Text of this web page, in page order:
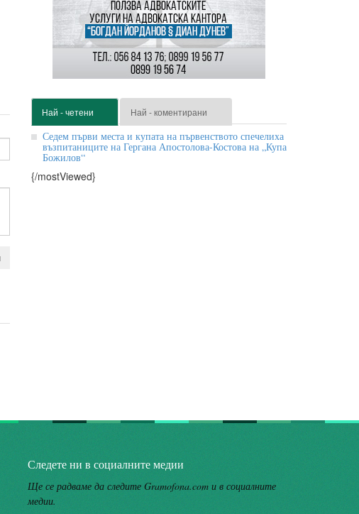
Най - четени Най - коментирани
Седем първи места и купата на първенството спечелиха
възпитаниците на Гергана Апостолова-Костова на „Купа
Божилов“
{/mostViewed}
Следете ни в социалните медии
Ще се радваме да следите Gramofona.com и в социалните
медии.